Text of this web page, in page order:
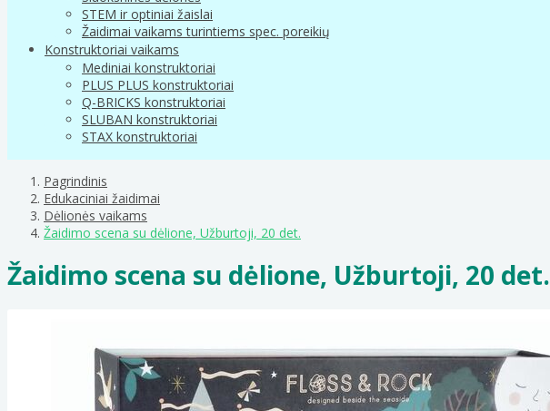
STEM ir optiniai žaislai
Žaidimai vaikams turintiems spec. poreikių
Konstruktoriai vaikams
Mediniai konstruktoriai
PLUS PLUS konstruktoriai
Q-BRICKS konstruktoriai
SLUBAN konstruktoriai
STAX konstruktoriai
Pagrindinis
Edukaciniai žaidimai
Dėlionės vaikams
Žaidimo scena su dėlione, Užburtoji, 20 det.
Žaidimo scena su dėlione, Užburtoji, 20 det.